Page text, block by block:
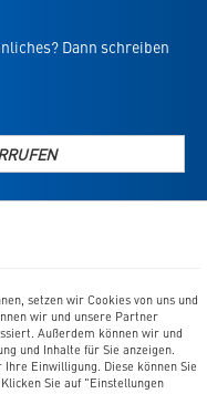
setzen wir Cookies von uns und
wir und unsere Partner
Außerdem können wir und
und Inhalte für Sie anzeigen.
Einwilligung. Diese können Sie
Sie auf "Einstellungen
Dann schreiben